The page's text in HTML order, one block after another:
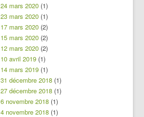
24 mars 2020 (1)
23 mars 2020 (1)
17 mars 2020 (2)
15 mars 2020 (2)
12 mars 2020 (2)
10 avril 2019 (1)
14 mars 2019 (1)
31 décembre 2018 (1)
27 décembre 2018 (1)
6 novembre 2018 (1)
4 novembre 2018 (1)